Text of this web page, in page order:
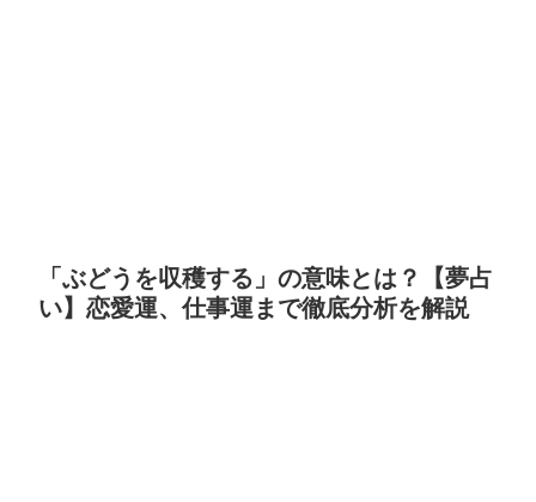
「ぶどうを収穫する」の意味とは？【夢占
い】恋愛運、仕事運まで徹底分析を解説